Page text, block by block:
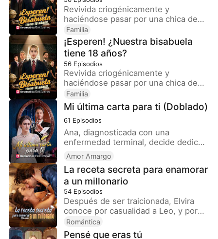
Revivida criogénicamente y
haciéndose pasar por una chica de
secundaria, la leyenda de los años
50, Victoria Reyes, regresa para
proteger a su hijo de 70 años,
Andrés, y poner en orden a la
siguiente generación, hasta que la
familia descubre que la “chica nueva”
es su propia bisabuela.
Familia
¡Esperen! ¿Nuestra bisabuela
tiene 18 años?
56 Episodios
Revivida criogénicamente y
haciéndose pasar por una chica de
secundaria, la leyenda de los años
50, Victoria Reyes, regresa para
proteger a su hijo de 70 años,
Andrés, y poner en orden a la
siguiente generación, hasta que la
familia descubre que la “chica nueva”
es su propia bisabuela.
Familia
Mi última carta para ti (Doblado)
61 Episodios
Ana, diagnosticada con una
enfermedad terminal, decide dedicar
los últimos momentos de su vida a
preparar una despedida
meticulosamente planeada. A través
de esto, su esposo Franco, quien
durante años la despreció y humilló,
termina descubriendo la verdad que
siempre le fue ocultada, solo para
perderla para siempre y quedar
atrapado en un profundo e
Amor Amargo
La receta secreta para enamorar
a un millonario
54 Episodios
Después de ser traicionada, Elvira
conoce por casualidad a Leo, y por
un malentendido entre ambos surge
un inesperado vínculo. A medida que
Romántica
Pensé que eras tú